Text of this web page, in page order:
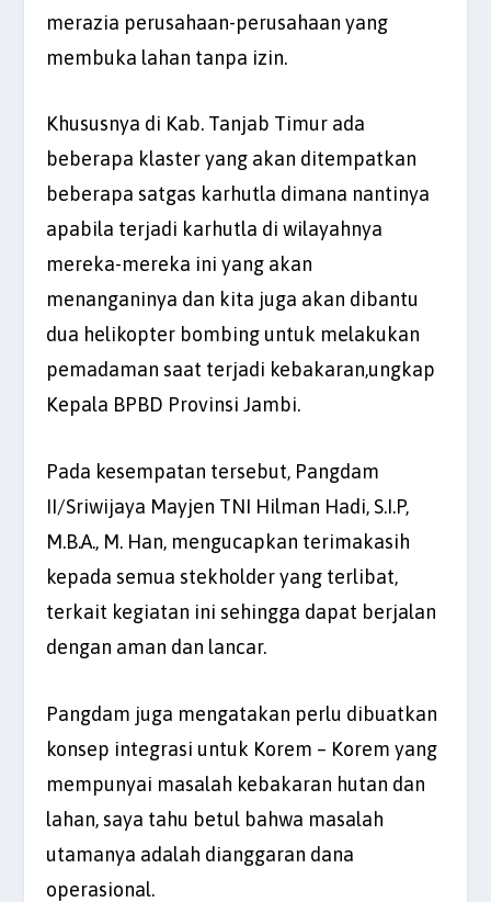
merazia perusahaan-perusahaan yang
membuka lahan tanpa izin.
Khususnya di Kab. Tanjab Timur ada
beberapa klaster yang akan ditempatkan
beberapa satgas karhutla dimana nantinya
apabila terjadi karhutla di wilayahnya
mereka-mereka ini yang akan
menanganinya dan kita juga akan dibantu
dua helikopter bombing untuk melakukan
pemadaman saat terjadi kebakaran,ungkap
Kepala BPBD Provinsi Jambi.
Pada kesempatan tersebut, Pangdam
II/Sriwijaya Mayjen TNI Hilman Hadi, S.I.P,
M.B.A., M. Han, mengucapkan terimakasih
kepada semua stekholder yang terlibat,
terkait kegiatan ini sehingga dapat berjalan
dengan aman dan lancar.
Pangdam juga mengatakan perlu dibuatkan
konsep integrasi untuk Korem – Korem yang
mempunyai masalah kebakaran hutan dan
lahan, saya tahu betul bahwa masalah
utamanya adalah dianggaran dana
operasional.